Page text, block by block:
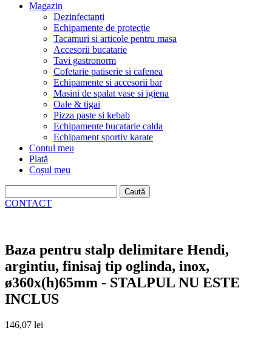
Magazin
Dezinfectanți
Echipamente de protecție
Tacamuri si articole pentru masa
Accesorii bucatarie
Tavi gastronorm
Cofetarie patiserie si cafenea
Echipamente si accesorii bar
Masini de spalat vase si igiena
Oale & tigai
Pizza paste si kebab
Echipamente bucatarie calda
Echipament sportiv karate
Contul meu
Plată
Coșul meu
după:
CONTACT
Baza pentru stalp delimitare Hendi,
argintiu, finisaj tip oglinda, inox,
ø360x(h)65mm - STALPUL NU ESTE
INCLUS
146,07 lei